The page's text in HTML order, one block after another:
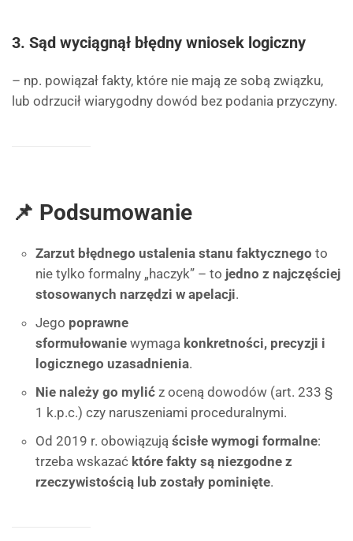
3. Sąd wyciągnął błędny wniosek logiczny
– np. powiązał fakty, które nie mają ze sobą związku,
lub odrzucił wiarygodny dowód bez podania przyczyny.
📌 Podsumowanie
Zarzut błędnego ustalenia stanu faktycznego to
nie tylko formalny „haczyk” – to jedno z najczęściej
stosowanych narzędzi w apelacji.
Jego poprawne
sformułowanie wymaga konkretności, precyzji i
logicznego uzasadnienia.
Nie należy go mylić z oceną dowodów (art. 233 §
1 k.p.c.) czy naruszeniami proceduralnymi.
Od 2019 r. obowiązują ścisłe wymogi formalne:
trzeba wskazać które fakty są niezgodne z
rzeczywistością lub zostały pominięte.